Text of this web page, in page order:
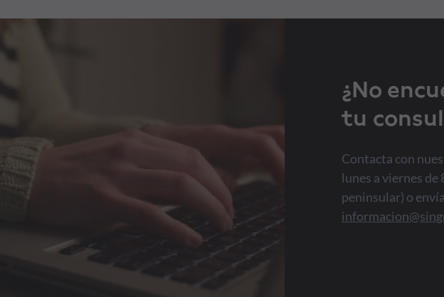
¿No
tu
Contacta con
lunes a viernes
peninsular) o